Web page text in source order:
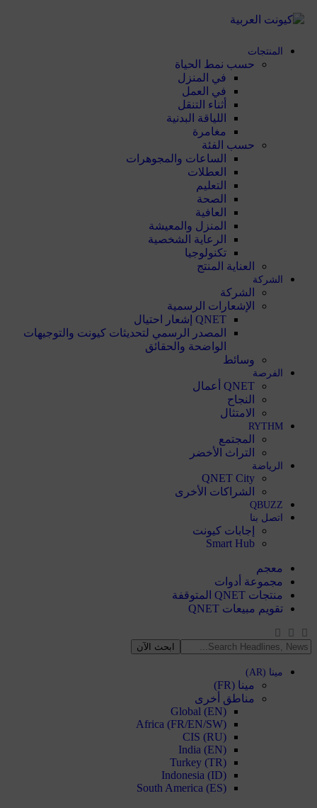
المنتجات
حسب نمط الحياة
في المنزل
في العمل
أثناء التنقل
اللياقة البدنية
مغامرة
حسب الفئة
الساعات والمجوهرات
العطلات
التعليم
الصحة
العافية
المنزل والمعيشة
الرعاية الشخصية
تكنولوجيا
العناية المنتج
الشركة
الشركة
الإشعارات الرسمية
QNET إشعار احتيال
المصدر الرسمي لتحديثات كيونت والتوجيهات
الواضحة والحقائق
وسائط
الفرصة
QNET أعمال
النجاح
الامتثال
RYTHM
المجتمع
التراث الأخضر
الرياضة
QNET City
الشراكات الأخرى
QBUZZ
اتصل بنا
إجابات كيونت
Smart Hub
معجم
مجموعة أدوات
منتجات QNET المتوقفة
تقويم مبيعات QNET
مينا (AR)
مينا (FR)
مناطق أخرى
Global (EN)
Africa (FR/EN/SW)
CIS (RU)
India (EN)
Turkey (TR)
Indonesia (ID)
South America (ES)